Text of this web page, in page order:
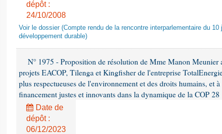
dépôt :
24/10/2008
Voir le dossier (Compte rendu de la rencontre interparlementaire du
développement durable)
N° 1975 - Proposition de résolution de Mme Manon Meunier
projets EACOP, Tilenga et Kingfisher de l'entreprise
plus respectueuses de l'environnement et des droits humains, et
financement justes et innovants dans la dynamique de la COP 28
Date de
dépôt :
06/12/2023